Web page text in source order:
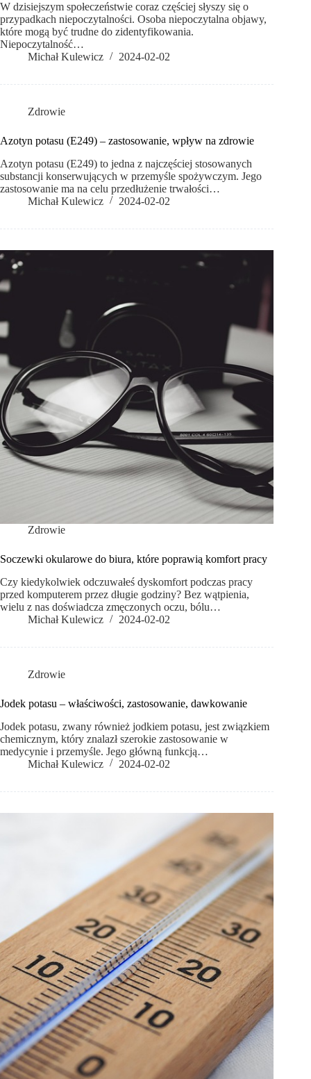
W dzisiejszym społeczeństwie coraz częściej słyszy się o
przypadkach niepoczytalności. Osoba niepoczytalna objawy,
które mogą być trudne do zidentyfikowania.
Niepoczytalność…
Michał Kulewicz
2024-02-02
Zdrowie
Azotyn potasu (E249) – zastosowanie, wpływ na zdrowie
Azotyn potasu (E249) to jedna z najczęściej stosowanych
substancji konserwujących w przemyśle spożywczym. Jego
zastosowanie ma na celu przedłużenie trwałości…
Michał Kulewicz
2024-02-02
Zdrowie
Soczewki okularowe do biura, które poprawią komfort pracy
Czy kiedykolwiek odczuwałeś dyskomfort podczas pracy
przed komputerem przez długie godziny? Bez wątpienia,
wielu z nas doświadcza zmęczonych oczu, bólu…
Michał Kulewicz
2024-02-02
Zdrowie
Jodek potasu – właściwości, zastosowanie, dawkowanie
Jodek potasu, zwany również jodkiem potasu, jest związkiem
chemicznym, który znalazł szerokie zastosowanie w
medycynie i przemyśle. Jego główną funkcją…
Michał Kulewicz
2024-02-02